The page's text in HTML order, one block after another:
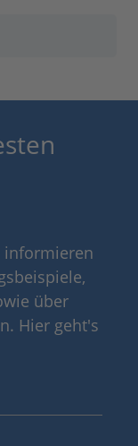
informieren
über
Hier geht's